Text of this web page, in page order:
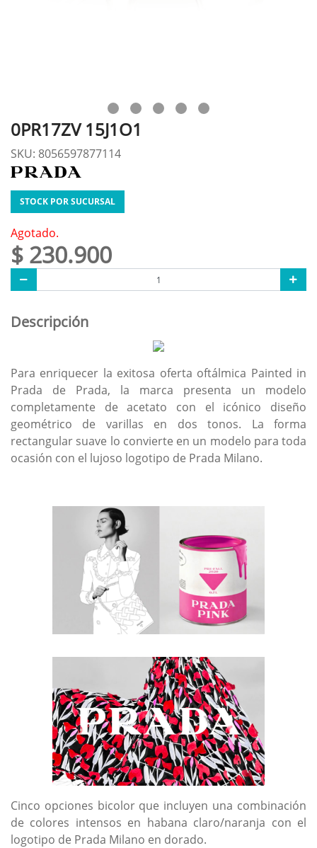
0PR17ZV 15J1O1
SKU: 8056597877114
STOCK POR SUCURSAL
Agotado.
$ 230.900
Descripción
Para enriquecer la exitosa oferta oftálmica Painted in
Prada de Prada, la marca presenta un modelo
completamente de acetato con el icónico diseño
geométrico de varillas en dos tonos. La forma
rectangular suave lo convierte en un modelo para toda
ocasión con el lujoso logotipo de Prada Milano.
Cinco opciones bicolor que incluyen una combinación
de colores intensos en habana claro/naranja con el
logotipo de Prada Milano en dorado.